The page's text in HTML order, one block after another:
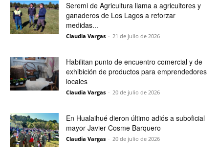
Seremi de Agricultura llama a agricultores y
ganaderos de Los Lagos a reforzar
medidas...
Claudia Vargas - 21 de julio de 2026
Habilitan punto de encuentro comercial y de
exhibición de productos para emprendedores
locales
Claudia Vargas - 20 de julio de 2026
En Hualaihué dieron último adiós a suboficial
mayor Javier Cosme Barquero
Claudia Vargas - 20 de julio de 2026